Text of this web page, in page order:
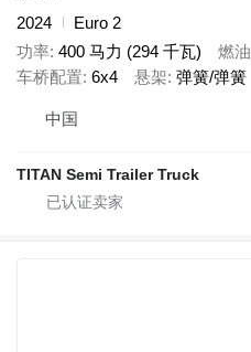
2024
Euro 2
功率 400 马力 (294 千瓦) 燃油
车桥配置 6x4 悬架 弹簧/弹簧
中国
TITAN Semi Trailer Truck